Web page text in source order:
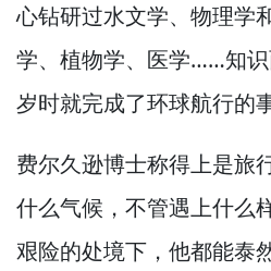
心钻研过水文学、物理学
学、植物学、医学……知识
岁时就完成了环球航行的
费尔久逊博士称得上是旅
什么气候， 不管遇上什么
艰险的处境下， 他都能泰